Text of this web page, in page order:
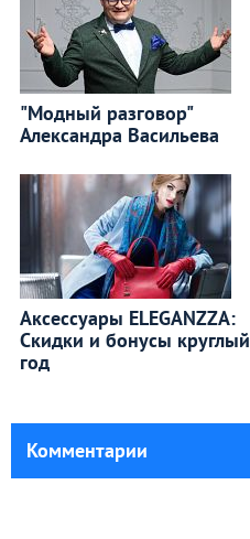
"Модный разговор"
Александра Васильева
Аксессуары ELEGANZZA:
Скидки и бонусы круглый
год
Комментарии